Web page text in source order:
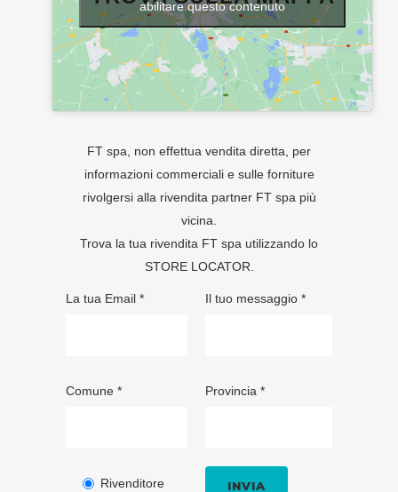
abilitare questo contenuto
FT spa, non effettua vendita diretta, per
informazioni commerciali e sulle forniture
rivolgersi alla rivendita partner FT spa più
vicina.
Trova la tua rivendita FT spa utilizzando lo
STORE LOCATOR
La tua Email *
Comune *
Rivenditore
Il tuo messaggio *
Provincia *